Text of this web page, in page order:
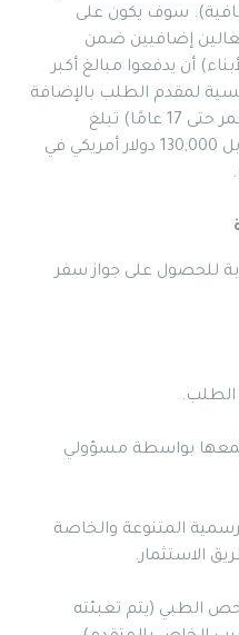
سوف يكون على
إضافيين ضمن
أن يدفعوا مبالغ أكبر
لمقدم الطلب بالإضافة
إلى الزوجة وطفل وحيد (بعمر حتى 17 عامًا) تبلغ
165,000 دولار أمريكي (مقابل 130,000 دولار أمريكي في
للحصول على جواز سفر
بواسطة مسؤولي
المتنوعة والخاصة
الاستثمار.
الطبي (يتم تعبئته